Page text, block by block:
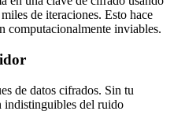
de iteraciones. Esto hace
computacionalmente inviables.
de datos cifrados. Sin tu
indistinguibles del ruido